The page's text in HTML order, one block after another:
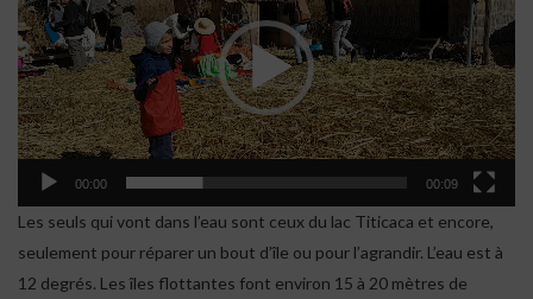
00:00 00:09
Les seuls qui vont dans l’eau sont ceux du lac Titicaca et encore,
seulement pour réparer un bout d’île ou pour l’agrandir. L’eau est à
12 degrés. Les îles flottantes font environ 15 à 20 mètres de